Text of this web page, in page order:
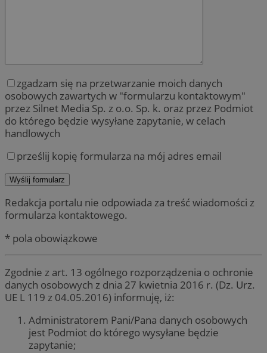
zgadzam się na przetwarzanie moich danych
osobowych zawartych w "formularzu kontaktowym"
przez Silnet Media Sp. z o.o. Sp. k. oraz przez Podmiot
do którego będzie wysyłane zapytanie, w celach
handlowych
prześlij kopię formularza na mój adres email
Redakcja portalu nie odpowiada za treść wiadomości z
formularza kontaktowego.
* pola obowiązkowe
Zgodnie z art. 13 ogólnego rozporządzenia o ochronie
danych osobowych z dnia 27 kwietnia 2016 r. (Dz. Urz.
UE L 119 z 04.05.2016) informuję, iż:
Administratorem Pani/Pana danych osobowych
jest Podmiot do którego wysyłane będzie
zapytanie;